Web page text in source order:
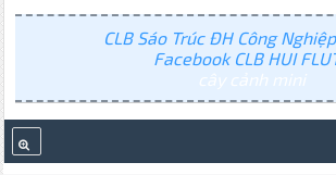
CLB Sáo Trúc ĐH Công
Facebook CLB HUI
cây cảnh mini